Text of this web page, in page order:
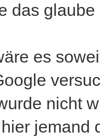
das
es
nicht